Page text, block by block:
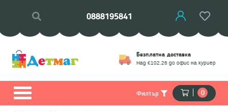
0888195841
Замяна на стоки
Безплатна доставка
Над €102.26 до офис на куриер
Филтър 0